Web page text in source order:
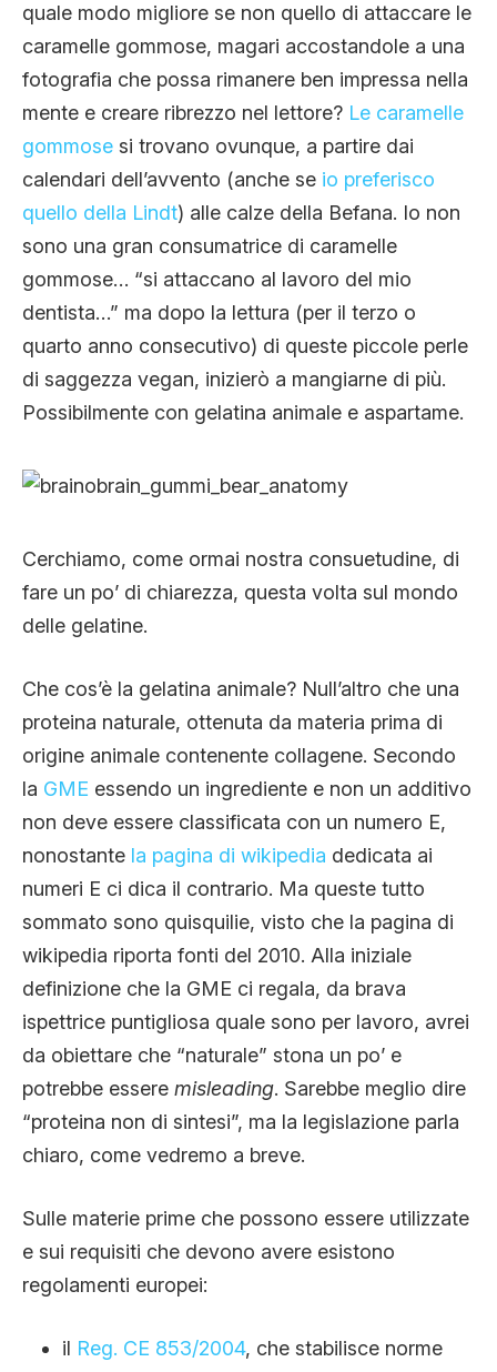
quale modo migliore se non quello di attaccare le
caramelle gommose, magari accostandole a una
fotografia che possa rimanere ben impressa nella
mente e creare ribrezzo nel lettore? Le caramelle
gommose si trovano ovunque, a partire dai
calendari dell’avvento (anche se io preferisco
quello della Lindt) alle calze della Befana. Io non
sono una gran consumatrice di caramelle
gommose… “si attaccano al lavoro del mio
dentista…” ma dopo la lettura (per il terzo o
quarto anno consecutivo) di queste piccole perle
di saggezza vegan, inizierò a mangiarne di più.
Possibilmente con gelatina animale e aspartame.
Cerchiamo, come ormai nostra consuetudine, di
fare un po’ di chiarezza, questa volta sul mondo
delle gelatine.
Che cos’è la gelatina animale? Null’altro che una
proteina naturale, ottenuta da materia prima di
origine animale contenente collagene. Secondo
la GME essendo un ingrediente e non un additivo
non deve essere classificata con un numero E,
nonostante la pagina di wikipedia dedicata ai
numeri E ci dica il contrario. Ma queste tutto
sommato sono quisquilie, visto che la pagina di
wikipedia riporta fonti del 2010. Alla iniziale
definizione che la GME ci regala, da brava
ispettrice puntigliosa quale sono per lavoro, avrei
da obiettare che “naturale” stona un po’ e
potrebbe essere misleading. Sarebbe meglio dire
“proteina non di sintesi”, ma la legislazione parla
chiaro, come vedremo a breve.
Sulle materie prime che possono essere utilizzate
e sui requisiti che devono avere esistono
regolamenti europei:
il Reg. CE 853/2004, che stabilisce norme